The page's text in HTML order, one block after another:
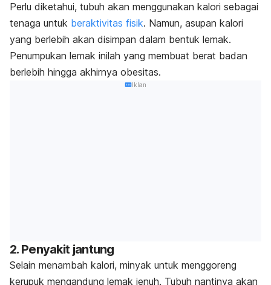
Perlu diketahui, tubuh akan menggunakan kalori sebagai
tenaga untuk beraktivitas fisik. Namun, asupan kalori
yang berlebih akan disimpan dalam bentuk lemak.
Penumpukan lemak inilah yang membuat berat badan
berlebih hingga akhirnya obesitas.
Iklan
2. Penyakit jantung
Selain menambah kalori, minyak untuk menggoreng
kerupuk mengandung lemak jenuh. Tubuh nantinya akan